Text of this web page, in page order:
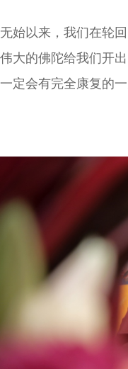
无始以来，我们在轮
伟大的佛陀给我们开
一定会有完全康复的